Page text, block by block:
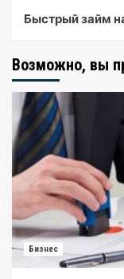
Быстрый займ
Возможно, вы
Бизнес